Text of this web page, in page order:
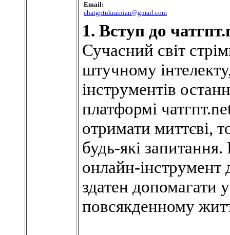
Email:
chatgptukrainian@gmail.com
1. Вступ до
Сучасний світ
штучному
інструментів
платформі
отримати миттєві,
будь-які
онлайн-
здатен допомагати
повсякденному